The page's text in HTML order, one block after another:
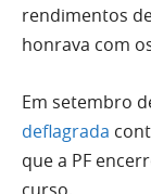
rendimentos
honrava com
Em setembro
deflagrada
que a PF